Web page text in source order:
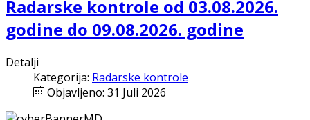
Radarske kontrole od 03.08.2026.
godine do 09.08.2026. godine
Detalji
Kategorija: Radarske kontrole
Objavljeno: 31 Juli 2026